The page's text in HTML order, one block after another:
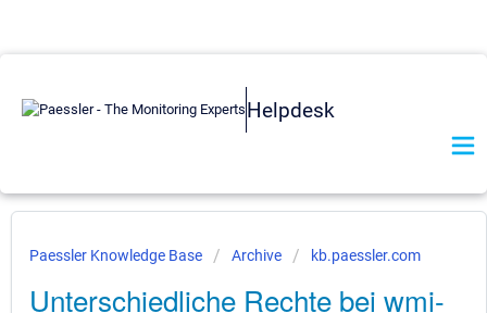
Helpdesk
Paessler Knowledge Base Archive kb.paessler.com
Unterschiedliche Rechte bei wmi-